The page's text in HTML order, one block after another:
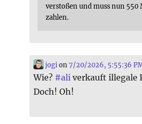
verstoßen und muss nun
zahlen.
jogion7/20/2026, 5:55:36
Wie? #ali verkauft illegale
Doch! Oh!